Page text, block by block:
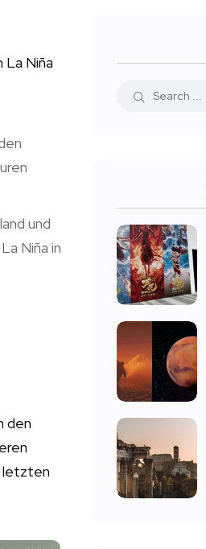
La Niña
und
Niña in
den
letzten